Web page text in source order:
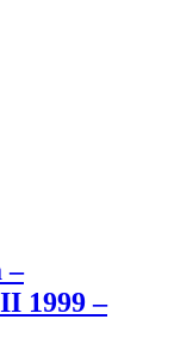
–
1999 –